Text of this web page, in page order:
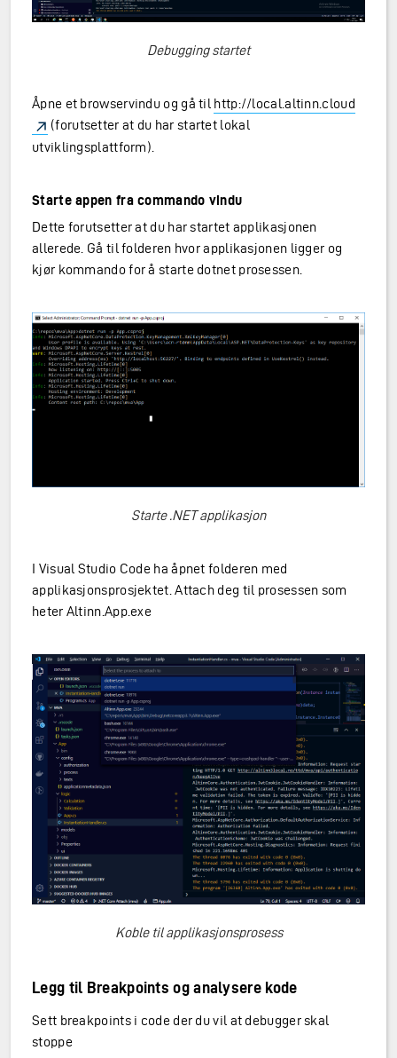
Debugging startet
Åpne et browservindu og gå til http://local.altinn.cloud
(forutsetter at du har startet lokal
utviklingsplattform).
Starte appen fra commando vindu
Dette forutsetter at du har startet applikasjonen
allerede. Gå til folderen hvor applikasjonen ligger og
kjør kommando for å starte dotnet prosessen.
Starte .NET applikasjon
I Visual Studio Code ha åpnet folderen med
applikasjonsprosjektet. Attach deg til prosessen som
heter Altinn.App.exe
Koble til applikasjonsprosess
Legg til Breakpoints og analysere kode
Sett breakpoints i code der du vil at debugger skal
stoppe